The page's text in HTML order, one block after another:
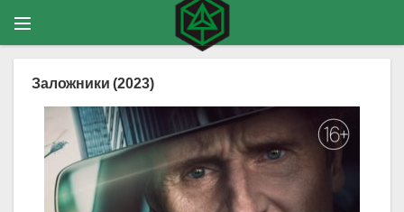
Заложники (2023)